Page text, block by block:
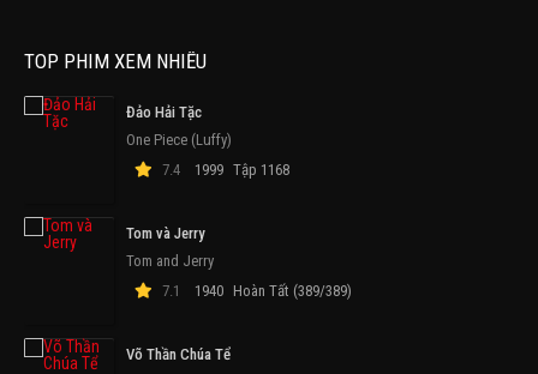
TOP PHIM XEM NHIỀU
Đảo Hải Tặc
One Piece (Luffy)
7.4
1999 Tập 1168
Tom và Jerry
Tom and Jerry
7.1
1940 Hoàn Tất (389/389)
Võ Thần Chúa Tể